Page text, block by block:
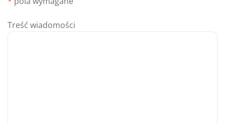
Treść wiadomości